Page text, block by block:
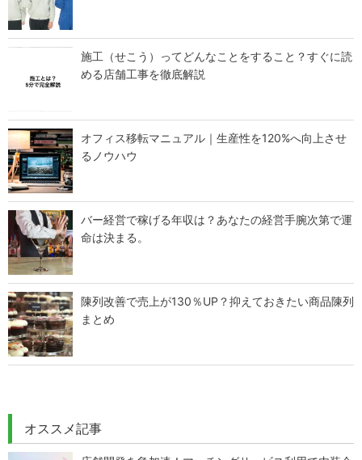
施工（せこう）ってどんなことをすること？すぐに読
める店舗工事を徹底解説
オフィス移転マニュアル｜生産性を120%へ向上させ
るノウハウ
バー経営で稼げる年収は？あなたの経営手腕次第で運
命は決まる。
陳列改善で売上が130％UP？抑えておきたい商品陳列
まとめ
オススメ記事